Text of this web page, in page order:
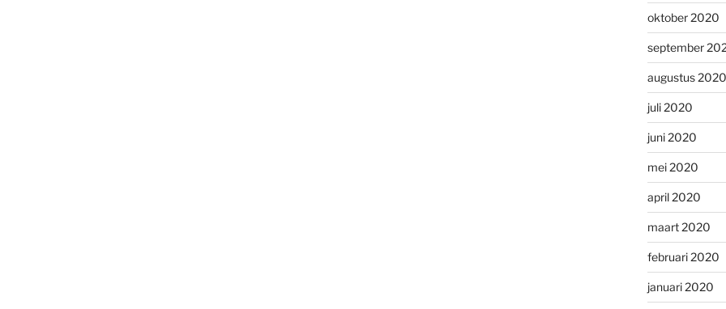
oktober 2020
september
augustus 2020
juli 2020
juni 2020
mei 2020
april 2020
maart 2020
februari 2020
januari 2020